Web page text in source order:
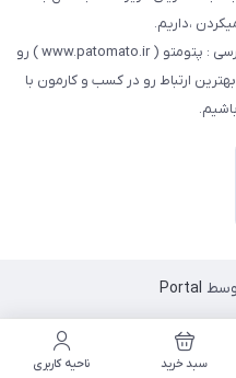
،داریم.
در همین راستا سایت خودمون با عنوان فارسی : پتومتو ( www.patomato.ir ) رو
ارتباط رو در کسب و کارمون با
Portal
سبد خرید ناحیه کاربری